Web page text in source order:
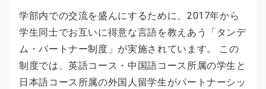
学部内での交流を盛んにするために、2017年から
学生同士でお互いに得意な言語を教えあう「タンデ
ム・パートナー制度」が実施されています。 この
制度では、英語コース・中国語コース所属の学生と
日本語コース所属の外国人留学生がパートナーシッ